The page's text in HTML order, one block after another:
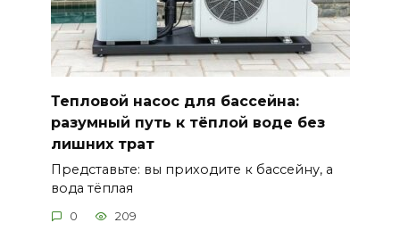
Тепловой насос для бассейна:
разумный путь к тёплой воде без
лишних трат
Представьте: вы приходите к бассейну, а
вода тёплая
0 209